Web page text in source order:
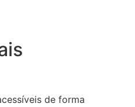
de forma